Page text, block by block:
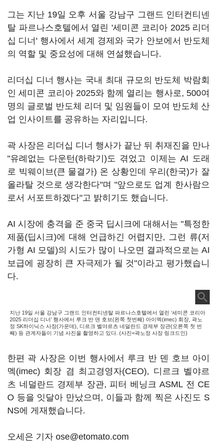
그는 지난 19일 오후 서울 강남구 그랜드 인터컨티넨
탈 파르나스호텔에서 열린 '세미콘 코리아 2025 리더
십 디너' 행사에서 세계 경제와 국가 안보에서 반도체
의 역할 및 중요성에 대해 연설했습니다.
리더십 디너 행사는 국내 최대 규모의 반도체 박람회
인 세미콘 코리아 2025와 함께 열리는 행사로, 500여
명의 글로벌 반도체 리더 및 임원들이 모여 반도체 산
업 인사이트를 공유하는 자리입니다.
곽 사장은 리더십 디너 행사가 끝난 뒤 취재진을 만나
"유례없는 다운턴(하락기)도 겪었고 이제는 AI 도래
로 빅웨이브(큰 물결가) 온 상황인데 우리(한국)가 잘
올라탈 것으로 생각한다"며 "앞으로도 업계 한사람으
로서 서포트하겠다"고 밝히기도 했습니다.
AI 시장에 충격을 준 중국 딥시크에 대해서는 "특정한
제품(딥시크)에 대해 언급하긴 어렵지만, 그런 류(저
가형 AI 모델)의 시도가 많이 나오면 결과적으로는 AI
보급에 굉장히 큰 자극제가 될 것"이라고 평가했습니
다.
지난 19일 서울 강남구 그랜드 인터컨티넨탈 파르나스호텔에서 열린 ‘세미콘 코리아
2025 리더십 디너’ 행사에서 루크 반 덴 호브(왼쪽 첫번째) 아이멕(imec) 회장, 곽노
정 SK하이닉스 사장(가운데), 디르크 벨야르츠 네덜란드 경제부 장관(오른쪽 첫 번
째) 등 관계자들이 기념 사진을 촬영하고 있다. (사진=곽노정 사장 링크드인)
한편 곽 사장은 이번 행사에서 루크 반 덴 호브 아이
멕(imec) 회장 겸 최고경영자(CEO), 디르크 벨야르
츠 네덜란드 경제부 장관, 피터 베닝크 ASML 전 CE
O 등을 잇달아 만났으며, 이들과 함께 찍은 사진도 S
NS에 게재했습니다.
오세은 기자 ose@etomato.com